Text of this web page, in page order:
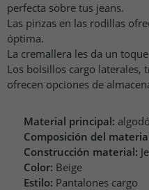
perfecta sobre tus jeans.
Las pinzas en las rodillas
óptima.
La cremallera les da un
Los bolsillos cargo laterales,
ofrecen opciones de
Material principal:
Composición del
Construcción material:
Color: Beige
Estilo: Pantalones cargo